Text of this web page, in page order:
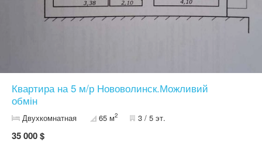
Квартира на 5 м/р Нововолинск.Можливий
обмін
Двухкомнатная 65 м2 3 / 5 эт.
35 000 $